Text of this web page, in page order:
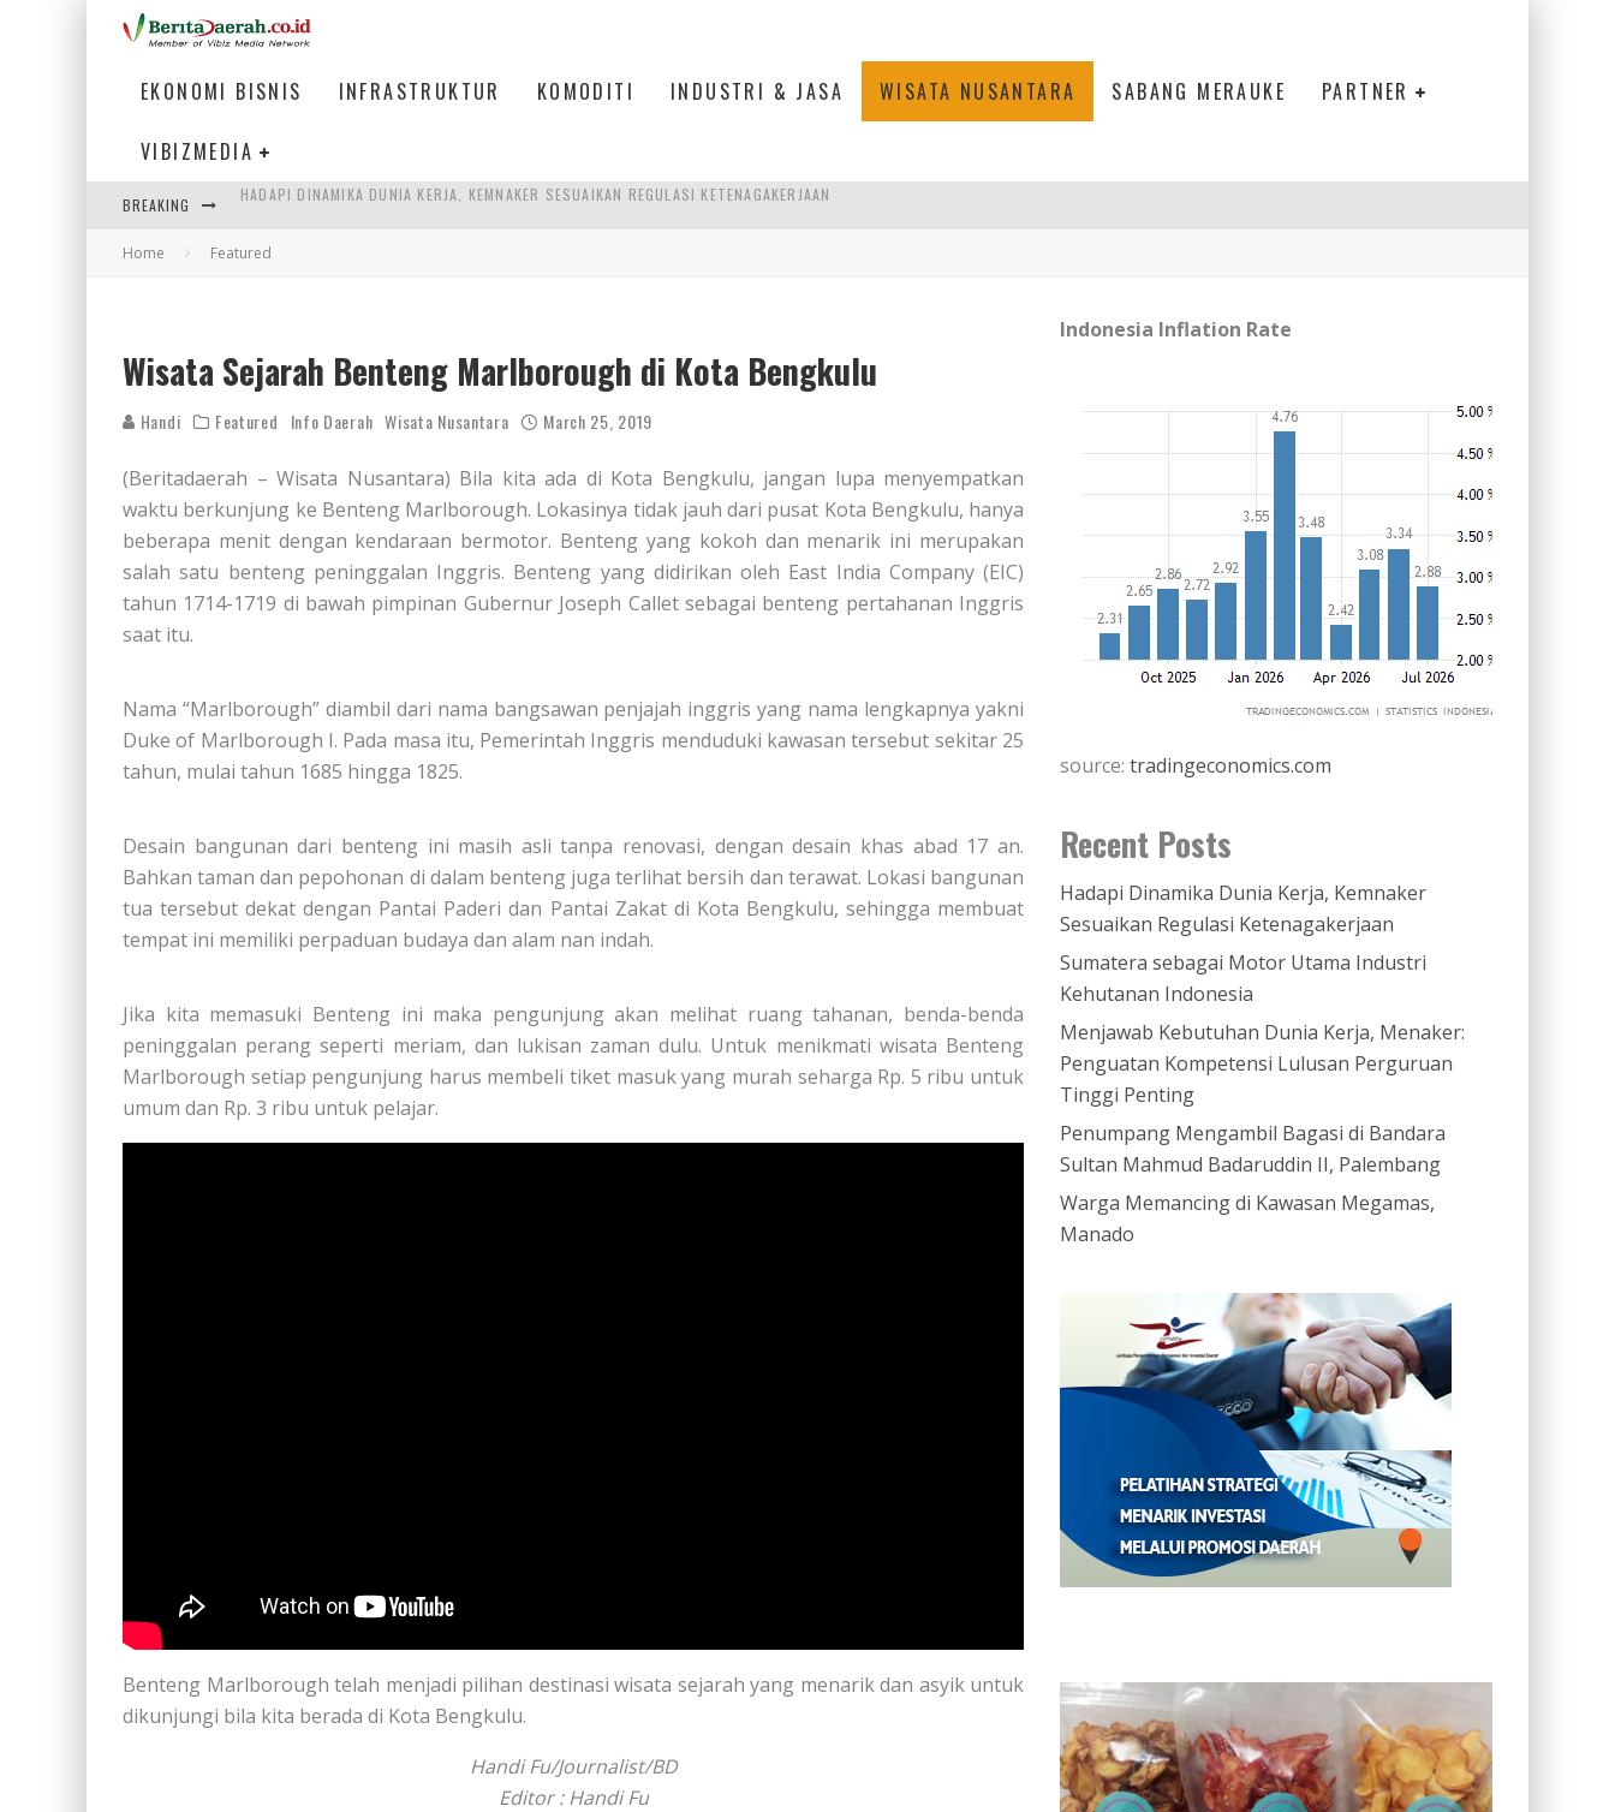
EKONOMI BISNIS INFRASTRUKTUR KOMODITI INDUSTRI & JASA WISATA NUSANTARA SABANG MERAUKE PARTNER
VIBIZMEDIA
BREAKING SUMATERA SEBAGAI MOTOR UTAMA INDUSTRI KEHUTANAN INDONESIA
MENJAWAB KEBUTUHAN DUNIA KERJA, MENAKER: PENGUATAN KOMPETENSI LULUSAN PERGURUAN TINGGI PENTING
Home Featured
Wisata Sejarah Benteng Marlborough di Kota Bengkulu
Handi Featured Info Daerah Wisata Nusantara March 25, 2019
(Beritadaerah – Wisata Nusantara) Bila kita ada di Kota Bengkulu, jangan lupa menyempatkan
waktu berkunjung ke Benteng Marlborough. Lokasinya tidak jauh dari pusat Kota Bengkulu, hanya
beberapa menit dengan kendaraan bermotor. Benteng yang kokoh dan menarik ini merupakan
salah satu benteng peninggalan Inggris. Benteng yang didirikan oleh East India Company (EIC)
tahun 1714-1719 di bawah pimpinan Gubernur Joseph Callet sebagai benteng pertahanan Inggris
saat itu.
Nama “Marlborough” diambil dari nama bangsawan penjajah inggris yang nama lengkapnya yakni
Duke of Marlborough I. Pada masa itu, Pemerintah Inggris menduduki kawasan tersebut sekitar 25
tahun, mulai tahun 1685 hingga 1825.
Desain bangunan dari benteng ini masih asli tanpa renovasi, dengan desain khas abad 17 an.
Bahkan taman dan pepohonan di dalam benteng juga terlihat bersih dan terawat. Lokasi bangunan
tua tersebut dekat dengan Pantai Paderi dan Pantai Zakat di Kota Bengkulu, sehingga membuat
tempat ini memiliki perpaduan budaya dan alam nan indah.
Jika kita memasuki Benteng ini maka pengunjung akan melihat ruang tahanan, benda-benda
peninggalan perang seperti meriam, dan lukisan zaman dulu. Untuk menikmati wisata Benteng
Marlborough setiap pengunjung harus membeli tiket masuk yang murah seharga Rp. 5 ribu untuk
umum dan Rp. 3 ribu untuk pelajar.
Benteng Marlborough telah menjadi pilihan destinasi wisata sejarah yang menarik dan asyik untuk
dikunjungi bila kita berada di Kota Bengkulu.
Handi Fu/Journalist/BD
Editor : Handi Fu
Indonesia Inflation Rate
source: tradingeconomics.com
Recent Posts
Hadapi Dinamika Dunia Kerja, Kemnaker
Sesuaikan Regulasi Ketenagakerjaan
Sumatera sebagai Motor Utama Industri
Kehutanan Indonesia
Menjawab Kebutuhan Dunia Kerja, Menaker:
Penguatan Kompetensi Lulusan Perguruan
Tinggi Penting
Penumpang Mengambil Bagasi di Bandara
Sultan Mahmud Badaruddin II, Palembang
Warga Memancing di Kawasan Megamas,
Manado